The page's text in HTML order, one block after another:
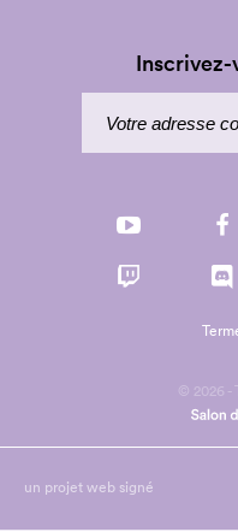
© 2026 -
un projet web signé